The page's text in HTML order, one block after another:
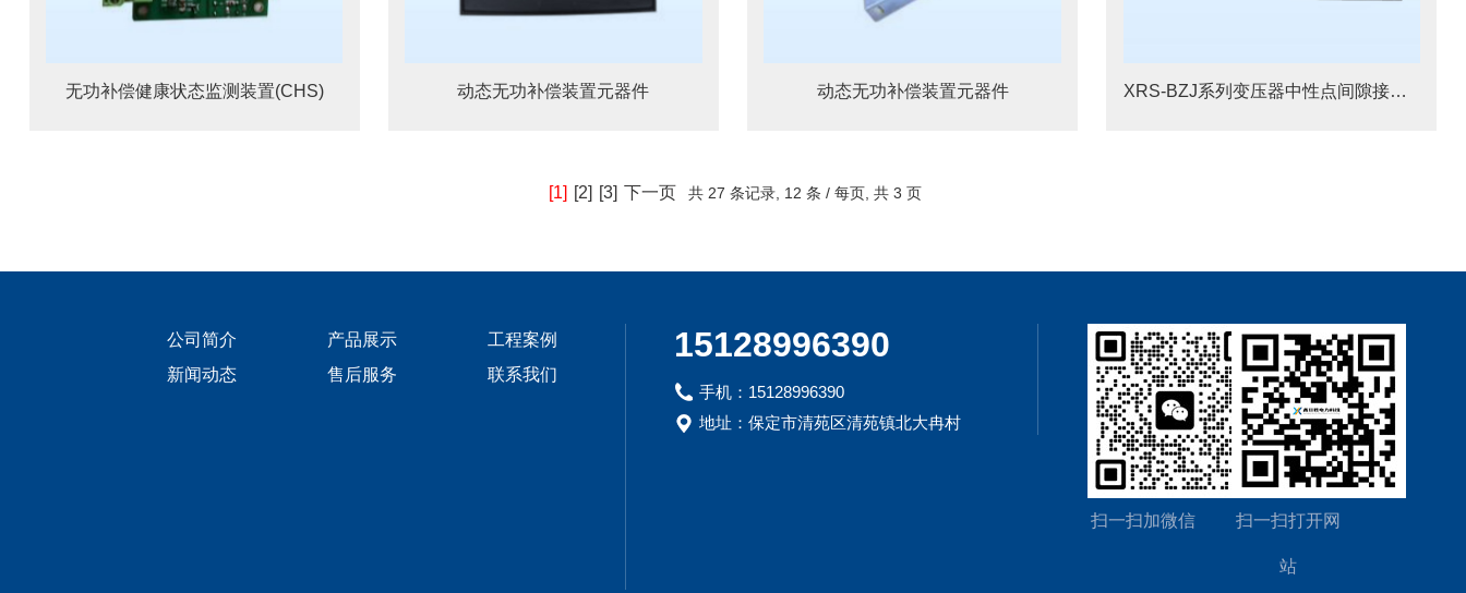
无功补偿健康状态监测装置(CHS) 动态无功补偿装置元器件 动态无功补偿装置元器件 XRS-BZJ系列变压器中性点间隙接地保护装置
[1] [2] [3] 下一页 共 27 条记录, 12 条 / 每页, 共 3 页
公司简介 产品展示
工程案例
新闻动态
售后服务 联系我们
15128996390
手机：15128996390
地址：保定市清苑区清苑镇北大冉村
扫一扫加微信 扫一扫打开网
站